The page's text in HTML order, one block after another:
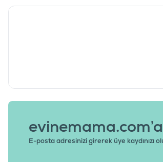
E-posta adresinizi girerek üye kaydınızı